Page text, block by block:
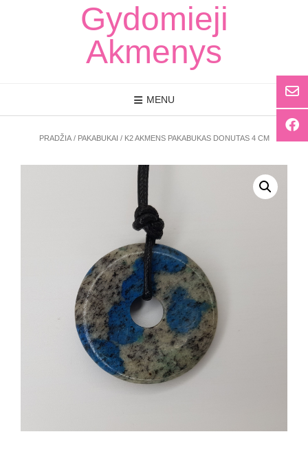
Gydomieji
Akmenys
MENU
PRADŽIA/ PAKABUKAI / K2 AKMENS PAKABUKAS DONUTAS 4 CM